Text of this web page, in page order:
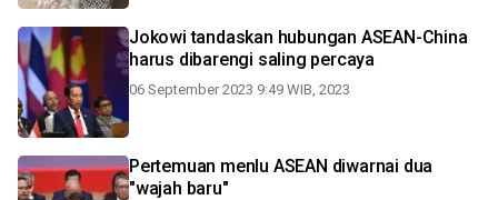
Jokowi tandaskan hubungan ASEAN-China
harus dibarengi saling percaya
06 September 2023 9:49 WIB, 2023
Pertemuan menlu ASEAN diwarnai dua
"wajah baru"